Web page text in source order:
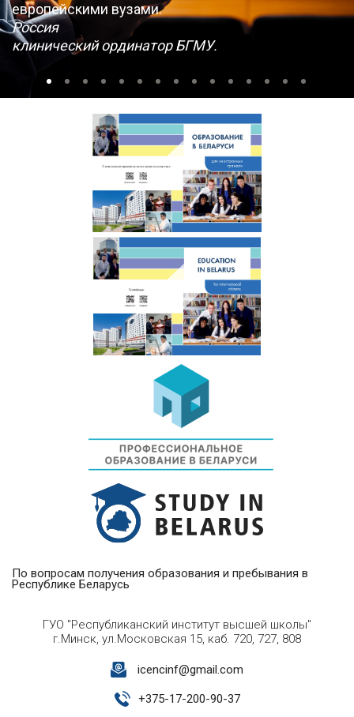
европейскими вузами.
Россия
клинический ординатор БГМУ.
По вопросам получения образования и пребывания в
Республике Беларусь
ГУО "Республиканский институт высшей школы"
г.Минск, ул.Московская 15, каб. 720, 727, 808
icencinf@gmail.com
+375-17-200-90-37